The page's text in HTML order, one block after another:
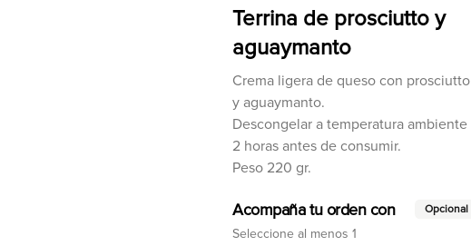
Pan al ajo y perejil
Dos unidades de mini baguette con
ajo y perejil.
Hornear a 175° C. / 350° F. por 15
27 cm de largo
S/ 25.00
Piadina rellena (2 unidades)
edam/crema/mozarella, cebolla
Calentar en una sarten a fuego bajo,
Terrina de prosciutto y
aguaymanto
Crema ligera de queso con prosciutto
y aguaymanto.
Descongelar a temperatura ambiente
2 horas antes de consumir.
Peso 220 gr.
Acompaña tu orden con Opcional
Seleccione al menos 1